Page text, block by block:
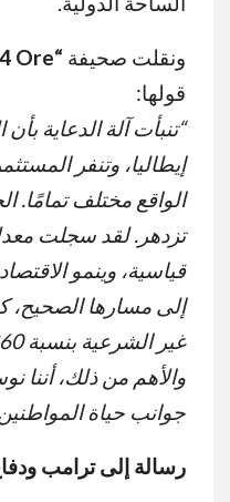
ونقلت صحيفة “Il Sole 24 Ore”
قولها:
“تنبأت آلة الدعاية
إيطاليا، وتنفر
الواقع مختلف تمامًا.
تزدهر. لقد سجلت
قياسية، وينمو
إلى مسارها الصحيح،
والأهم من ذلك، أننا
جوانب حياة
رسالة إلى ترامب